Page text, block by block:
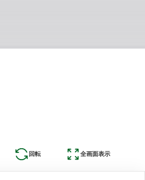
回転 全画面表示